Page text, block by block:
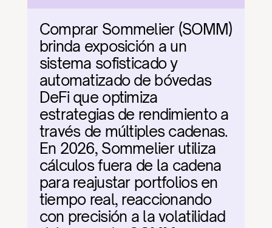
Comprar Sommelier (SOMM)
brinda exposición a un
sistema sofisticado y
automatizado de bóvedas
DeFi que optimiza
estrategias de rendimiento a
través de múltiples cadenas.
En 2026, Sommelier utiliza
cálculos fuera de la cadena
para reajustar portfolios en
tiempo real, reaccionando
con precisión a la volatilidad